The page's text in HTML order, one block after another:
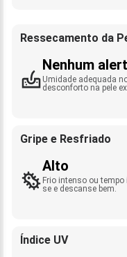
Ressecamento da
Nenhum
Umidade adequada
desconforto na pele
Gripe e Resfriado
Alto
Frio intenso ou
se e descanse bem.
Índice UV